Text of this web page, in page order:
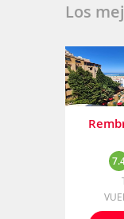
Los